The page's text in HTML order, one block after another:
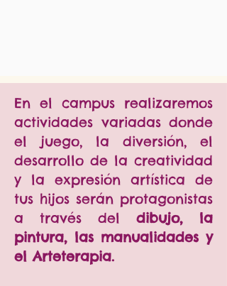
En el campus realizaremos
actividades variadas donde
el juego, la diversión, el
desarrollo de la creatividad
y la expresión artística de
tus hijos serán protagonistas
a través del dibujo, la
pintura, las manualidades y
el Arteterapia.